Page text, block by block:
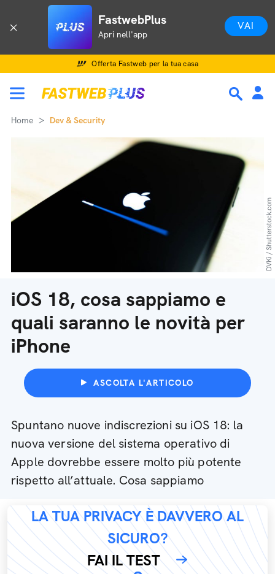
FastwebPlus
Apri nell'app
VAI
Offerta Fastweb per la tua casa
Home Dev & Security
iOS 18, cosa sappiamo e
quali saranno le novità per
iPhone
ASCOLTA L'ARTICOLO
Spuntano nuove indiscrezioni su iOS 18: la
nuova versione del sistema operativo di
Apple dovrebbe essere molto più potente
rispetto all’attuale. Cosa sappiamo
DVKi / Shutterstock.com
LA TUA PRIVACY È DAVVERO AL
SICURO?
FAI IL TEST